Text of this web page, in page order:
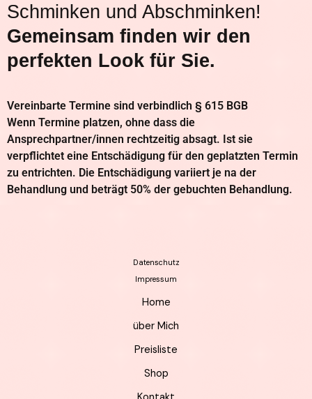
Schminken und Abschminken!
Gemeinsam finden wir den
perfekten Look für Sie.
Vereinbarte Termine sind verbindlich § 615 BGB
Wenn Termine platzen, ohne dass die
Ansprechpartner/innen rechtzeitig absagt. Ist sie
verpflichtet eine Entschädigung für den geplatzten Termin
zu entrichten. Die Entschädigung variiert je na der
Behandlung und beträgt 50% der gebuchten Behandlung.
Datenschutz
Impressum
Home
über Mich
Preisliste
Shop